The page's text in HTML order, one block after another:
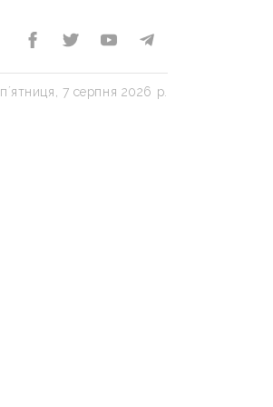
пʼятниця, 7 серпня 2026 р.